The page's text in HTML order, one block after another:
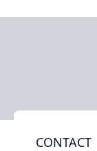
CONTACT